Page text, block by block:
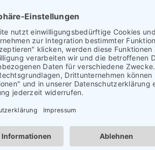
ihm weniger Informationen zu geben,
zu machen. So können sich die
Komplimente. Sowohl Männer als
Wenn du einen Mann siehst, der
verstehen, dass dieser Mann einen
hat, es zu lernen, wenn er es also
du ruhig sagen: „Eso!“ Die Jungs
sich.